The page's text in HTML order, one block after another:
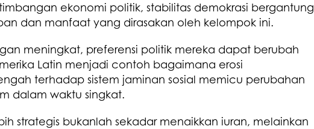
ekonomi politik, stabilitas demokrasi bergantung
dan manfaat yang dirasakan oleh kelompok ini.
meningkat, preferensi politik mereka dapat berubah
Latin menjadi contoh bagaimana erosi
terhadap sistem jaminan sosial memicu perubahan
dalam waktu singkat.
strategis bukanlah sekadar menaikkan iuran, melainkan